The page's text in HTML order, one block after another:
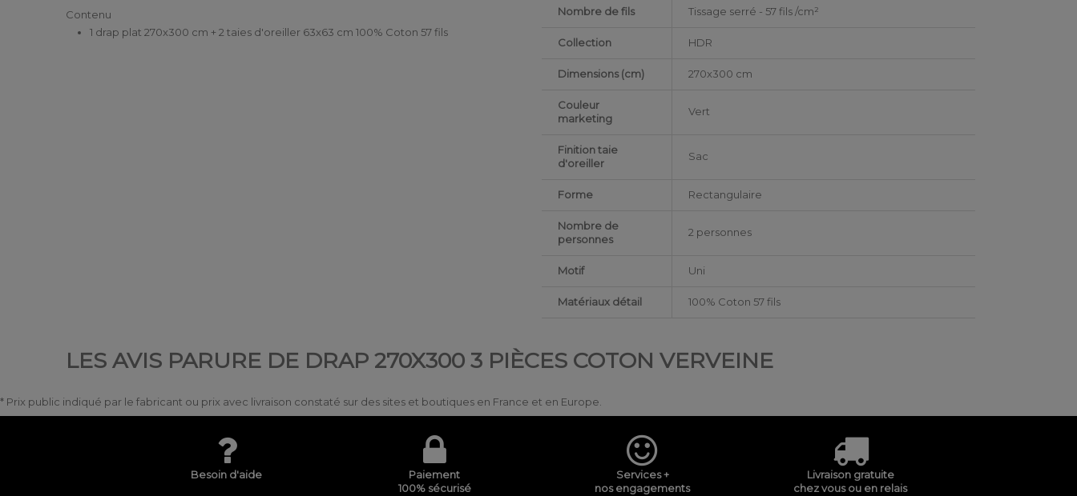
Contenu
1 drap plat 270x300 cm + 2 taies d'oreiller 63x63 cm 100% Coton 57 fils
Nombre de fils Tissage serré - 57 fils /cm²
Collection HDR
Dimensions (cm) 270x300 cm
Couleur
marketing
Vert
Finition taie
d'oreiller
Sac
Forme Rectangulaire
Nombre de
personnes
2 personnes
Motif Uni
Matériaux détail 100% Coton 57 fils
LES AVIS PARURE DE DRAP 270X300 3 PIÈCES COTON VERVEINE
* Prix public indiqué par le fabricant ou prix avec livraison constaté sur des sites et boutiques en France et en Europe.
Besoin d'aide
Paiement
100% sécurisé
Services +
nos engagements
Livraison gratuite
chez vous ou en relais